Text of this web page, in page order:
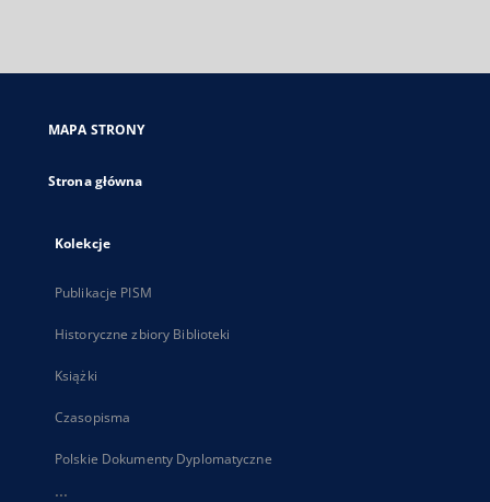
się
karcie
MAPA STRONY
Strona główna
Kolekcje
Publikacje PISM
Historyczne zbiory Biblioteki
Książki
Czasopisma
Polskie Dokumenty Dyplomatyczne
...